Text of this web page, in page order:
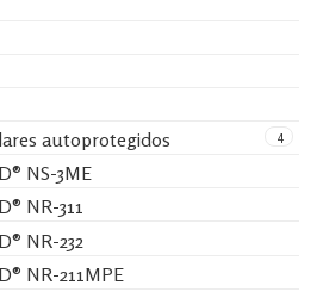
4
autoprotegidos
NS-3ME
NR-311
NR-232
NR-211MPE